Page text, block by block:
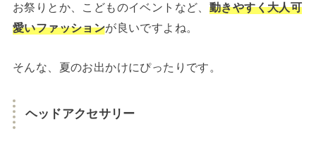
お祭りとか、こどものイベントなど、 動きやすく大人可
愛いファッションが良いですよね。
そんな、夏のお出かけにぴったりです。
ヘッドアクセサリー